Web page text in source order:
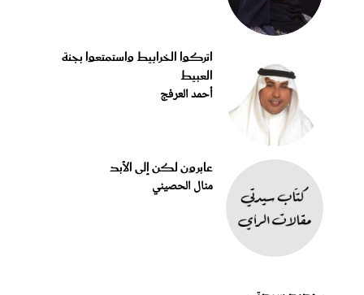
اتركوا الخرابيط واستمتعوا بجنة
العبيط
أحمد العرفج
عابرون لكن إلى الأبد
منال الحصيني